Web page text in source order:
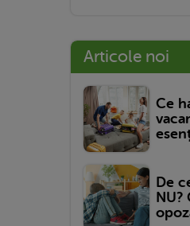
Articole noi
Ce
De